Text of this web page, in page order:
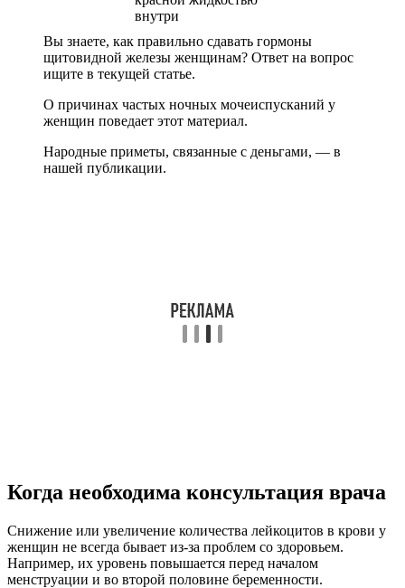
Вы знаете, как правильно сдавать гормоны
щитовидной железы женщинам? Ответ на вопрос
ищите в текущей статье.
О причинах частых ночных мочеиспусканий у
женщин поведает этот материал.
Народные приметы, связанные с деньгами, — в
нашей публикации.
Когда необходима консультация врача
Снижение или увеличение количества лейкоцитов в крови у
женщин не всегда бывает из-за проблем со здоровьем.
Например, их уровень повышается перед началом
менструации и во второй половине беременности.